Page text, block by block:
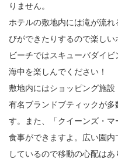
りません。
ホテルの敷地内には滝が流
びができたりするので楽しい
ビーチではスキューバダイ
海中を楽しんでください！
敷地内にはショッピング施設
有名ブランドブティックが
す。また、「クイーンズ・
食事ができますよ。広い園
しているので移動の心配はあ